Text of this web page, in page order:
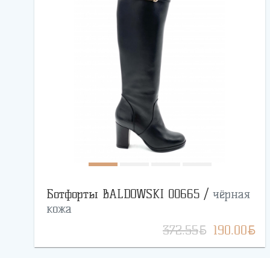
Ботфорты BALDOWSKI 00665 / чёрная
кожа
372.55BYN 190.00BYN